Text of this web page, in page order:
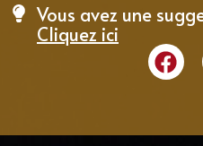
Vous avez une
Cliquez ici